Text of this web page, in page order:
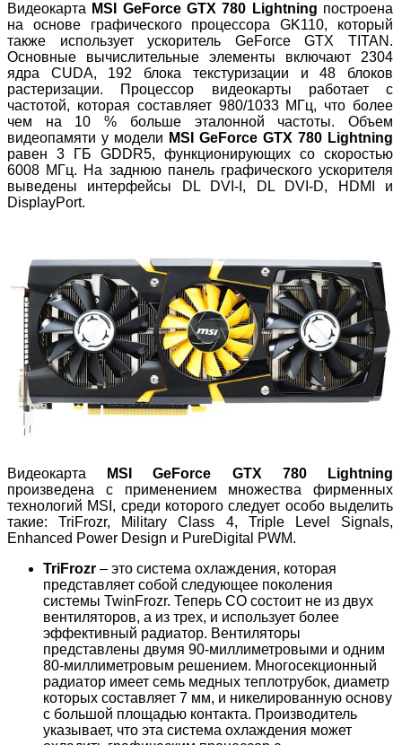
Видеокарта MSI GeForceGTX 780 Lightning построена
на основе графического процессора GK110, который
также использует ускоритель GeForce GTX TITAN.
Основные вычислительные элементы включают 2304
ядра CUDA, 192 блока текстуризации и 48 блоков
растеризации. Процессор видеокарты работает с
частотой, которая составляет 980/1033 МГц, что более
чем на 10 % больше эталонной частоты. Объем
видеопамяти у модели MSIGeForceGTX 780 Lightning
равен 3 ГБ GDDR5, функционирующих со скоростью
6008 МГц. На заднюю панель графического ускорителя
выведены интерфейсы DL DVI-I, DL DVI-D, HDMI и
DisplayPort.
Видеокарта
MSI GeForce GTX 780 Lightning
произведена с применением множества фирменных
технологий MSI, среди которого следует особо выделить
такие: TriFrozr, Military Class 4, Triple Level Signals,
Enhanced Power Design и PureDigital PWM.
TriFrozr – это система охлаждения, которая
представляет собой следующее поколения
системы TwinFrozr. Теперь СО состоит не из двух
вентиляторов, а из трех, и использует более
эффективный радиатор. Вентиляторы
представлены двумя 90-миллиметровыми и одним
80-миллиметровым решением. Многосекционный
радиатор имеет семь медных теплотрубок, диаметр
которых составляет 7 мм, и никелированную основу
с большой площадью контакта. Производитель
указывает, что эта система охлаждения может